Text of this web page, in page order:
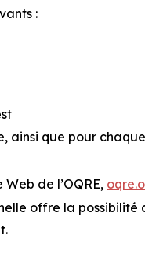
:
ainsi que pour
de l’OQRE,
offre la possibilité